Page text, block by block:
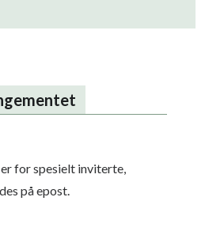
for spesielt inviterte,
på epost.